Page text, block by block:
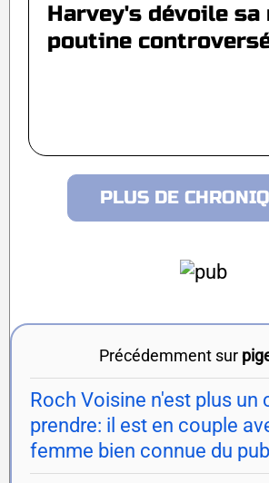
Harvey's dévoile sa
poutine
PLUS DE
Précédemment sur
Roch Voisine n'est plus un
prendre: il est en couple
femme bien connue du